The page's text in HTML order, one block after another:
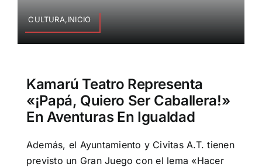
CULTURA,INICIO
Kamarú Teatro Representa
«¡Papá, Quiero Ser Caballera!»
En Aventuras En Igualdad
Además, el Ayuntamiento y Civitas A.T. tienen
previsto un Gran Juego con el lema «Hacer